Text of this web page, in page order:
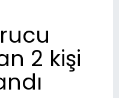
2 kişi